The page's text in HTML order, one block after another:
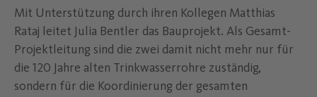
Mit Unterstützung durch ihren Kollegen Matthias
Rataj leitet Julia Bentler das Bauprojekt. Als Gesamt-
Projektleitung sind die zwei damit nicht mehr nur für
die 120 Jahre alten Trinkwasserrohre zuständig,
sondern für die Koordinierung der gesamten